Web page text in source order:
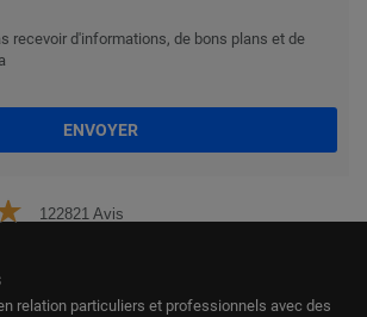
recevoir d'informations, de bons plans et de
ENVOYER
122821 Avis
relation particuliers et professionnels avec des